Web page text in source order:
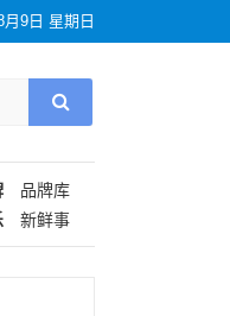
月9日 星期日
品牌库
新鲜事